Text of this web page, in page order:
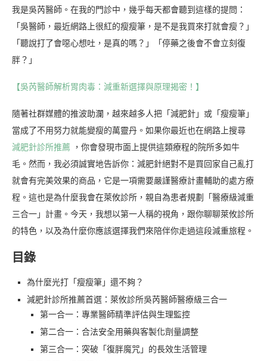
我是吳芮醫師。在我的門診中，幾乎每天都會聽到這樣的提問：
「吳醫師，最近網路上很紅的瘦瘦筆，是不是我買來打就會瘦？」
「聽說打了會噁心想吐，是真的嗎？」「停藥之後會不會立刻復
胖？」
【吳芮醫師解析胃肉毒：減重新選擇與原理揭密！】
隨著社群媒體的推波助瀾，越來越多人把「減肥針」或「瘦瘦筆」
當成了不用努力就能變瘦的萬靈丹。如果你最近也在網路上搜尋
減肥針診所推薦 ，你會發現市面上提供這類療程的院所多如牛
毛。然而，我必須誠實地告訴你：減肥針絕對不是買回家自己亂打
就會有完美效果的商品，它是一項需要嚴謹醫療計畫輔助的處方療
程。這也是為什麼我會在萊攸診所，親自為患者規劃「醫療級減重
三合一」計畫。今天，我想以第一人稱的視角，跟你聊聊萊攸診所
的特色，以及為什麼你應該選擇我們來陪伴你走過這段減重旅程。
目錄
為什麼光打「瘦瘦筆」還不夠？
減肥針診所推薦首選：萊攸診所吳芮醫師醫療級三合一
第一合一：專業醫師精準評估與生理監控
第二合一：合法安全用藥與客製化劑量調整
第三合一：突破「復胖魔咒」的長效生活管理